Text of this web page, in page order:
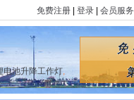
免费注册 登录 会员服务
电池升降工作灯,